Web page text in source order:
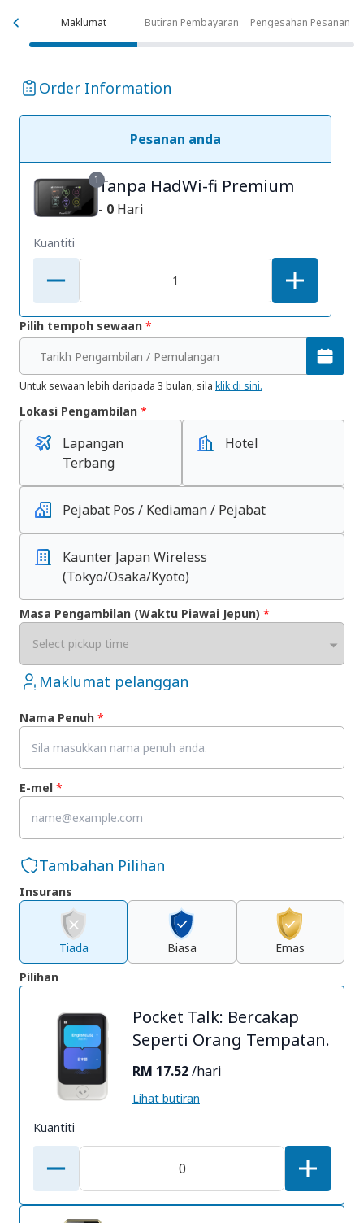
Maklumat Butiran Pembayaran Pengesahan Pesanan
Order Information
Pesanan anda
1Tanpa HadWi-fi Premium
- 0 Hari
Kuantiti
Pilih tempoh sewaan *
Tarikh Pengambilan / Pemulangan
Untuk sewaan lebih daripada 3 bulan, sila klik di sini.
Lokasi Pengambilan *
Lapangan
Terbang
Hotel
Pejabat Pos / Kediaman / Pejabat
Kaunter Japan Wireless
(Tokyo/Osaka/Kyoto)
Masa Pengambilan (Waktu Piawai Jepun) *
Select pickup time
Maklumat pelanggan
Nama Penuh *
E-mel *
Tambahan Pilihan
Insurans
Tiada Biasa
Emas
Pilihan
Pocket Talk: Bercakap
Seperti Orang Tempatan.
RM 17.52/hari
Lihat butiran
Kuantiti